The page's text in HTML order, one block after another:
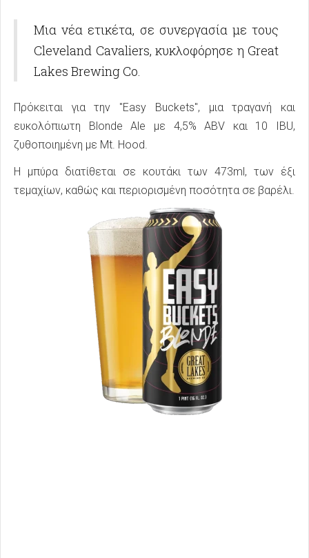
Μια νέα ετικέτα, σε συνεργασία με τους
Cleveland Cavaliers, κυκλοφόρησε η Great
Lakes Brewing Co.
Πρόκειται για την "Easy Buckets", μια τραγανή και
ευκολόπιωτη Blonde Ale με 4,5% ABV και 10 IBU,
ζυθοποιημένη με Mt. Hood.
Η μπύρα διατίθεται σε κουτάκι των 473ml, των έξι
τεμαχίων, καθώς και περιορισμένη ποσότητα σε βαρέλι.